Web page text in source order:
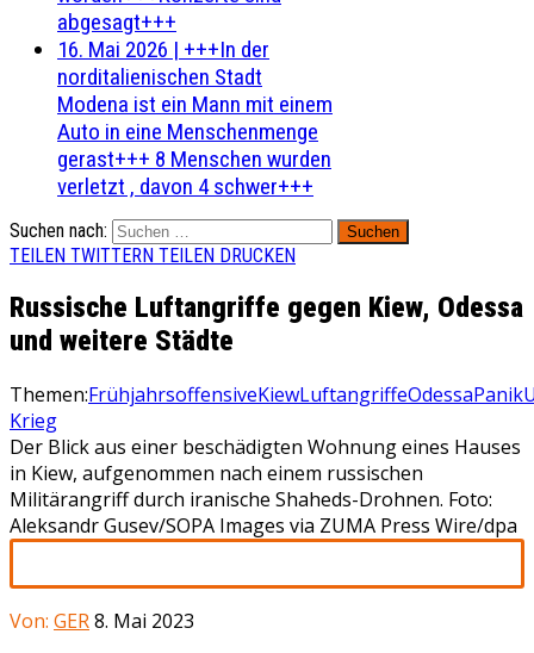
abgesagt+++
16. Mai 2026 | +++In der
norditalienischen Stadt
Modena ist ein Mann mit einem
Auto in eine Menschenmenge
gerast+++ 8 Menschen wurden
verletzt , davon 4 schwer+++
Suchen nach:
TEILEN TWITTERN TEILEN DRUCKEN
Russische Luftangriffe gegen Kiew, Odessa
und weitere Städte
Themen:FrühjahrsoffensiveKiewLuftangriffeOdessaPanik
Krieg
Der Blick aus einer beschädigten Wohnung eines Hauses
in Kiew, aufgenommen nach einem russischen
Militärangriff durch iranische Shaheds-Drohnen. Foto:
Aleksandr Gusev/SOPA Images via ZUMA Press Wire/dpa
Von: GER8. Mai 2023